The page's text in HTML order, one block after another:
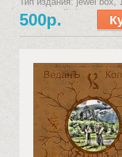
буклет + slimbox
500р.